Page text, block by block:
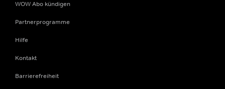
WOW Abo kündigen
Partnerprogramme
Hilfe
Kontakt
Barrierefreiheit